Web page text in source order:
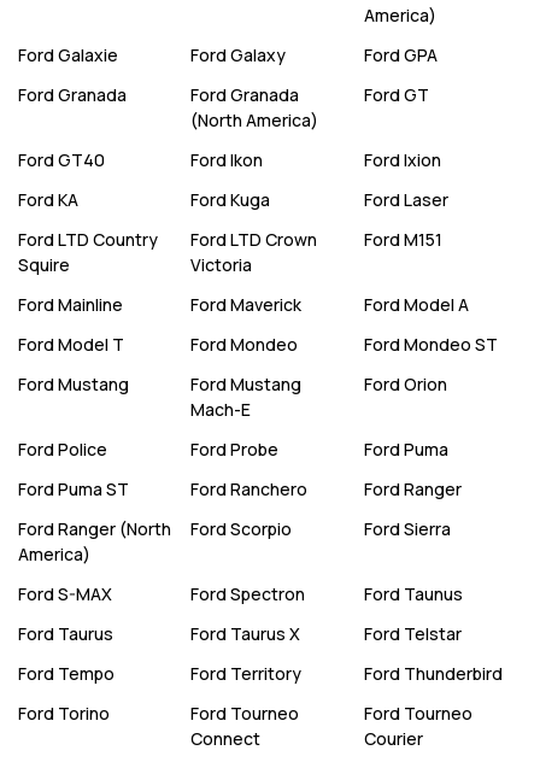
America)
Ford Galaxie Ford Galaxy Ford GPA
Ford Granada Ford Granada
(North America)
Ford GT
Ford GT40 Ford Ikon Ford Ixion
Ford KA Ford Kuga Ford Laser
Ford LTD Country
Squire
Ford LTD Crown
Victoria
Ford M151
Ford Mainline Ford Maverick Ford Model A
Ford Model T Ford Mondeo Ford Mondeo ST
Ford Mustang Ford Mustang
Mach-E
Ford Orion
Ford Police Ford Probe Ford Puma
Ford Puma ST Ford Ranchero Ford Ranger
Ford Ranger (North
America)
Ford Scorpio Ford Sierra
Ford S-MAX Ford Spectron Ford Taunus
Ford Taurus Ford Taurus X Ford Telstar
Ford Tempo Ford Territory Ford Thunderbird
Ford Torino Ford Tourneo
Connect
Ford Tourneo
Courier